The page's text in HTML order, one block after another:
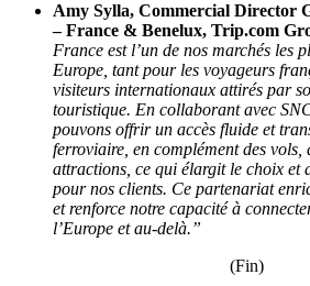
Amy Sylla, Commercial Director
– France & Benelux, Trip.com
France est l’un de nos marchés les
Europe, tant pour les voyageurs
visiteurs internationaux attirés par
touristique. En collaborant avec
pouvons offrir un accès fluide et
ferroviaire, en complément des vols,
attractions, ce qui élargit le choix et
pour nos clients. Ce partenariat
et renforce notre capacité à
l’Europe et au-delà.”
(Fin)